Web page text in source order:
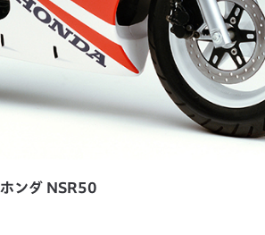
ホンダ NSR50